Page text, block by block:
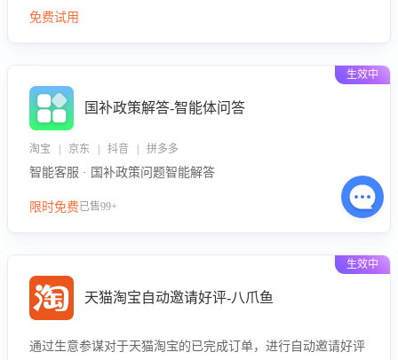
免费试用
生效中
国补政策解答-智能体问答
淘宝 | 京东 | 抖音 | 拼多多
智能客服 · 国补政策问题智能解答
限时免费已售99+
生效中
天猫淘宝自动邀请好评-八爪鱼
通过生意参谋对于天猫淘宝的已完成订单，进行自动邀请好评